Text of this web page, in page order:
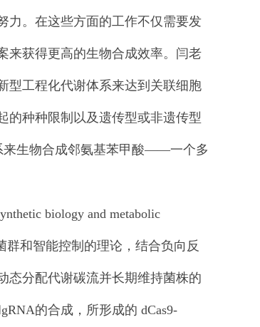
力。在这些方面的工作不仅需要发
来获得更高的生物合成效率。闫老
工程化代谢体系来达到关联细胞
的种种限制以及遗传型或非遗传型
来生物合成邻氨基苯甲酸——一个多
biology and metabolic
群和智能控制的理论，结合负向反
态分配代谢碳流并长期维持菌株的
的合成，所形成的 dCas9-